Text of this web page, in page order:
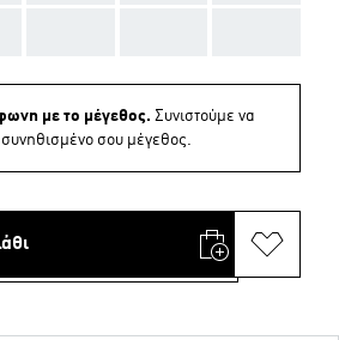
με το μέγεθος. Συνιστούμε να
συνηθισμένο σου μέγεθος.